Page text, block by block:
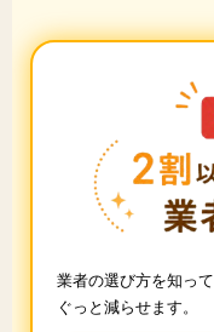
業者の選び方を知っ
ぐっと減らせます。